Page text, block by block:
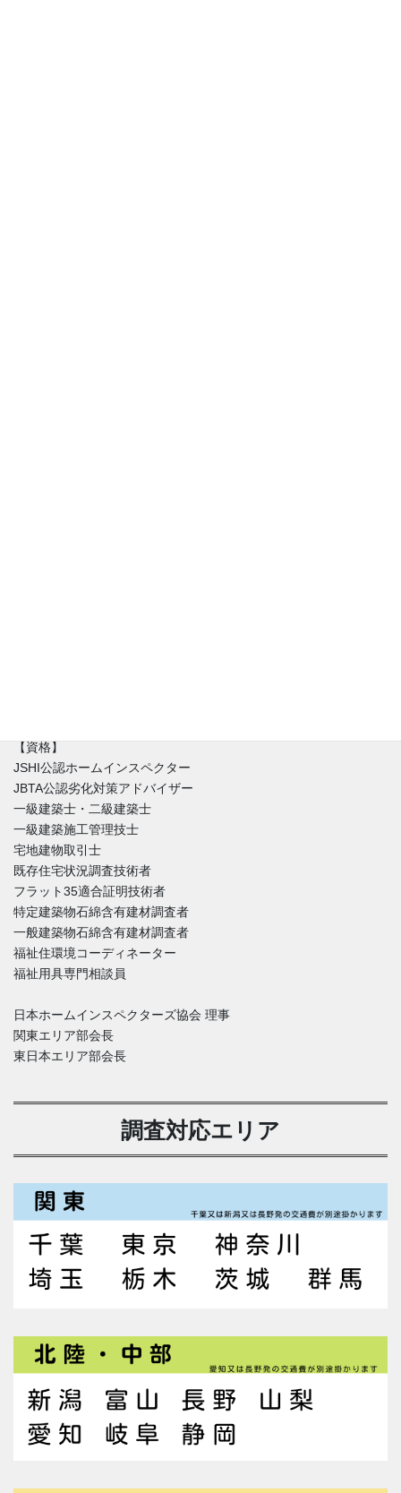
【資格】
JSHI公認ホームインスペクター
JBTA公認劣化対策アドバイザー
一級建築士・二級建築士
一級建築施工管理技士
宅地建物取引士
既存住宅状況調査技術者
フラット35適合証明技術者
特定建築物石綿含有建材調査者
一般建築物石綿含有建材調査者
福祉住環境コーディネーター
福祉用具専門相談員
日本ホームインスペクターズ協会 理事
関東エリア部会長
東日本エリア部会長
調査対応エリア